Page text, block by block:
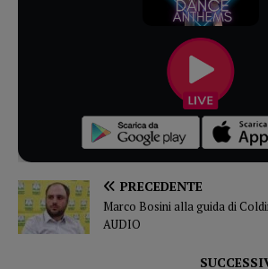
PRECEDENTE
Marco Bosini alla guida di
AUDIO